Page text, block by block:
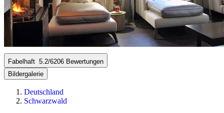
Fabelhaft 5.2/6206 Bewertungen
Bildergalerie
Deutschland
Schwarzwald